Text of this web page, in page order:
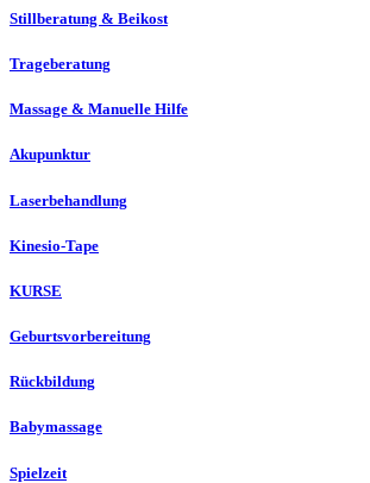
Stillberatung & Beikost
Trageberatung
Massage & Manuelle Hilfe
Akupunktur
Laserbehandlung
Kinesio-Tape
KURSE
Geburtsvorbereitung
Rückbildung
Babymassage
Spielzeit